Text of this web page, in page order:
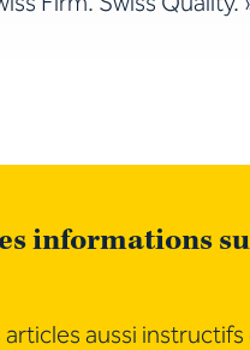
informations
aussi